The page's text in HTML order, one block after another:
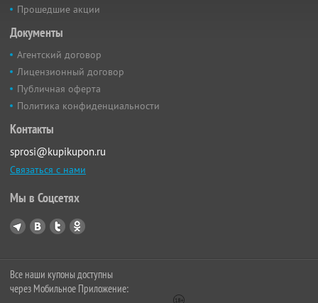
Прошедшие акции
Документы
Агентский договор
Лицензионный договор
Публичная оферта
Политика конфиденциальности
Контакты
sprosi@kupikupon.ru
Связаться с нами
Мы в Соцсетях
Все наши купоны доступны
через Мобильное Приложение: